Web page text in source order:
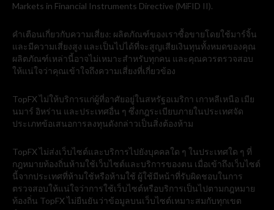
Markets in Financial Instruments Directive (MiFID II).
คำเตือนเกี่ยวกับความเสี่ยง: ผลิตภัณฑ์ของเราซื้อขายโดยใช้มาร์จิ้น
และมีความเสี่ยงสูง และเป็นไปได้ที่จะสูญเสียเงินทุนทั้งหมดของคุณ
ผลิตภัณฑ์เหล่านี้อาจไม่เหมาะสำหรับทุกคน และคุณควรตรวจสอบ
ให้แน่ใจว่าคุณเข้าใจถึงความเสี่ยงที่เกี่ยวข้อง
TopFX ไม่ให้บริการแก่ผู้ที่อาศัยอยู่ในสหรัฐอเมริกา เกาหลีเหนือ เมีย
นมาร์ อิหร่าน และประเทศอื่น ๆ ซึ่งกฎระเบียบภายในประเทศจัด
ประเภทข้อเสนอการลงทุนดังกล่าวเป็นสิ่งต้องห้าม
TopFX ไม่ส่งเว็บไซต์และบริการไปยังบุคคลใด ๆ ในประเทศใด ๆ ที่
กฎหมายท้องถิ่นห้ามใช้เว็บไซต์และบริการของตน เมื่อเข้าถึงเว็บไซต์
นี้จากประเทศที่ห้ามใช้หรือห้ามใช้ ผู้ใช้มีหน้าที่รับผิดชอบในการ
ตรวจสอบให้แน่ใจว่าการใช้เว็บไซต์หรือบริการเป็นไปตามกฎหมาย
ท้องถิ่น TopFX ไม่ยืนยันว่าข้อมูลบนเว็บไซต์เหมาะสมกับทุกเขต